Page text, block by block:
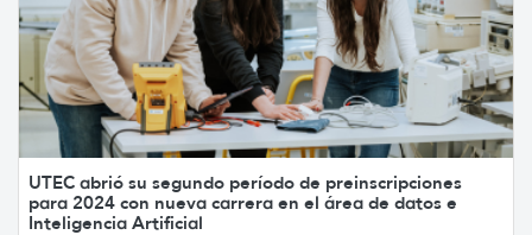
UTEC abrió su segundo período de preinscripciones
para 2024 con nueva carrera en el área de datos e
Inteligencia Artificial